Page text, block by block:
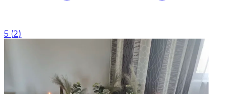
5 (2)